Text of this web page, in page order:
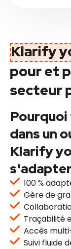
Klarify
pour et
secteur
dans un
Klarify
100 %
Gère de
Traçabilité
Accès
Suivi fluide